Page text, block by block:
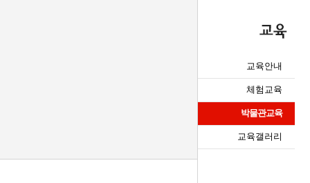
교육안내
체험교육
박물관교육
교육갤러리